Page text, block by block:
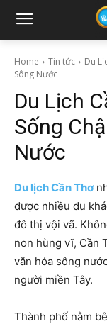
Home Tin tức
Du
Sông Nước
Du Lịch
Sống
Nước
Du lịch Cần Thơ
được nhiều du
đô thị vội vã.
non hùng vĩ, Cần
văn hóa sông
người miền Tây.
Thành phố nằm